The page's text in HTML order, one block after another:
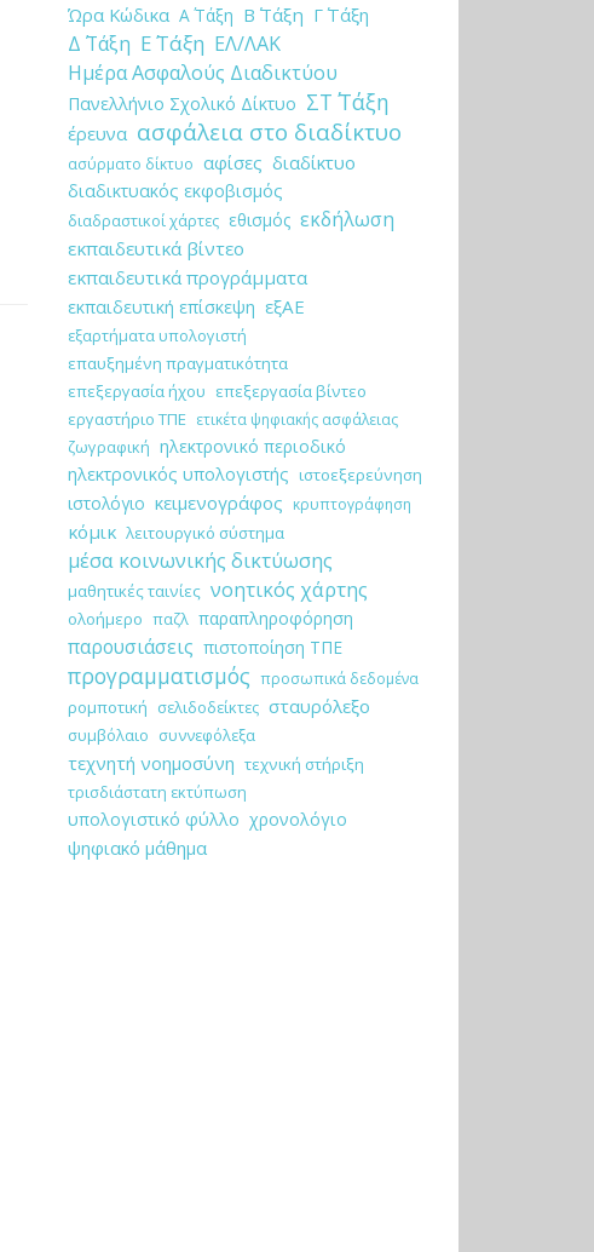
Ώρα Κώδικα Α΄ Τάξη Β΄ Τάξη Γ΄ Τάξη
Δ΄ Τάξη Ε΄ Τάξη ΕΛ/ΛΑΚ
Ημέρα Ασφαλούς Διαδικτύου
Πανελλήνιο Σχολικό Δίκτυο ΣΤ΄ Τάξη
έρευνα ασφάλεια στο διαδίκτυο
ασύρματο δίκτυο αφίσες διαδίκτυο
διαδικτυακός εκφοβισμός
διαδραστικοί χάρτες εθισμός εκδήλωση
εκπαιδευτικά βίντεο
εκπαιδευτικά προγράμματα
εκπαιδευτική επίσκεψη εξΑΕ
εξαρτήματα υπολογιστή
επαυξημένη πραγματικότητα
επεξεργασία ήχου επεξεργασία βίντεο
εργαστήριο ΤΠΕ ετικέτα ψηφιακής ασφάλειας
ζωγραφική ηλεκτρονικό περιοδικό
ηλεκτρονικός υπολογιστής ιστοεξερεύνηση
ιστολόγιο κειμενογράφος κρυπτογράφηση
κόμικ λειτουργικό σύστημα
μέσα κοινωνικής δικτύωσης
μαθητικές ταινίες νοητικός χάρτης
ολοήμερο παζλ παραπληροφόρηση
παρουσιάσεις πιστοποίηση ΤΠΕ
προγραμματισμός προσωπικά δεδομένα
ρομποτική σελιδοδείκτες σταυρόλεξο
συμβόλαιο συννεφόλεξα
τεχνητή νοημοσύνη τεχνική στήριξη
τρισδιάστατη εκτύπωση
υπολογιστικό φύλλο χρονολόγιο
ψηφιακό μάθημα